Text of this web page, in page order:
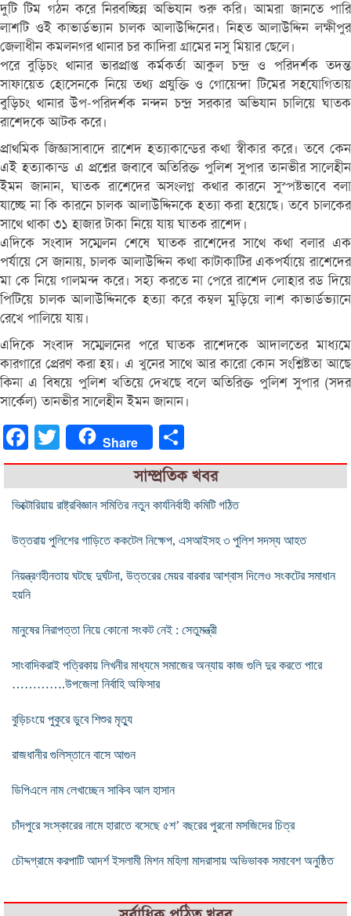
দুটি টিম গঠন করে নিরবচ্ছিন্ন অভিযান শুরু করি। আমরা জানতে পারি
লাশটি ওই কাভার্ডভ্যান চালক আলাউদ্দিনের। নিহত আলাউদ্দিন লক্ষীপুর
জেলাধীন কমলনগর থানার চর কাদিরা গ্রামের নসু মিয়ার ছেলে।
পরে বুড়িচং থানার ভারপ্রাপ্ত কর্মকর্তা আকুল চন্দ্র ও পরিদর্শক তদন্ত
সাফায়েত হোসেনকে নিয়ে তথ্য প্রযুক্তি ও গোয়েন্দা টিমের সহযোগিতায়
বুড়িচং থানার উপ-পরিদর্শক নন্দন চন্দ্র সরকার অভিযান চালিয়ে ঘাতক
রাশেদকে আটক করে।
প্রাথমিক জিজ্ঞাসাবাদে রাশেদ হত্যাকান্ডের কথা স্বীকার করে। তবে কেন
এই হত্যাকান্ড এ প্রশ্নের জবাবে অতিরিক্ত পুলিশ সুপার তানভীর সালেহীন
ইমন জানান, ঘাতক রাশেদের অসংলগ্ন কথার কারনে সুস্পষ্টভাবে বলা
যাচ্ছে না কি কারনে চালক আলাউদ্দিনকে হত্যা করা হয়েছে। তবে চালকের
সাথে থাকা ৩১ হাজার টাকা নিয়ে যায় ঘাতক রাশেদ।
এদিকে সংবাদ সম্মেলন শেষে ঘাতক রাশেদের সাথে কথা বলার এক
পর্যায়ে সে জানায়, চালক আলাউদ্দিন কথা কাটাকাটির একপর্যায়ে রাশেদের
মা কে নিয়ে গালমন্দ করে। সহ্য করতে না পেরে রাশেদ লোহার রড দিয়ে
পিটিয়ে চালক আলাউদ্দিনকে হত্যা করে কম্বল মুড়িয়ে লাশ কাভার্ডভ্যানে
রেখে পালিয়ে যায়।
এদিকে সংবাদ সম্মেলনের পরে ঘাতক রাশেদকে আদালতের মাধ্যমে
কারগারে প্রেরণ করা হয়। এ খুনের সাথে আর কারো কোন সংশ্লিষ্টতা আছে
কিনা এ বিষয়ে পুলিশ খতিয়ে দেখছে বলে অতিরিক্ত পুলিশ সুপার (সদর
সার্কেল) তানভীর সালেহীন ইমন জানান।
FacebookTwitter Share
সাম্প্রতিক খবর
ভিক্টোরিয়ায় রাষ্ট্রবিজ্ঞান সমিতির নতুন কার্যনির্বাহী কমিটি গঠিত
উত্তরায় পুলিশের গাড়িতে ককটেল নিক্ষেপ, এসআইসহ ৩ পুলিশ সদস্য আহত
নিয়ন্ত্রণহীনতায় ঘটছে দুর্ঘটনা, উত্তরের মেয়র বারবার আশ্বাস দিলেও সংকটের সমাধান
হয়নি
মানুষের নিরাপত্তা নিয়ে কোনো সংকট নেই : সেতুমন্ত্রী
সাংবাদিকরাই পত্রিকায় লিখনীর মাধ্যমে সমাজের অন্যায় কাজ গুলি দুর করতে পারে
………….উপজেলা নির্বাহি অফিসার
বুড়িচংয়ে পুকুরে ডুবে শিশুর মৃত্যু
রাজধানীর গুলিস্তানে বাসে আগুন
ডিপিএলে নাম লেখাচ্ছেন সাকিব আল হাসান
চাঁদপুরে সংস্কারের নামে হারাতে বসেছে ৫শ’ বছরের পুরনো মসজিদের চিত্র
চৌদ্দগ্রামে করপাটি আদর্শ ইসলামী মিশন মহিলা মাদরাসায় অভিভাবক সমাবেশ অনুষ্ঠিত